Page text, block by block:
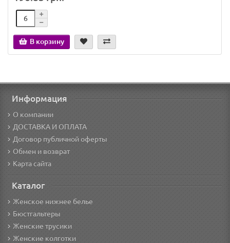
В корзину
Информация
О компании
ДОСТАВКА И ОПЛАТА
Договор публичной оферты
Обмен и возврат
Карта сайта
Каталог
Женское нижнее белье
Бюстгальтеры
Женские трусики
Женские колготки